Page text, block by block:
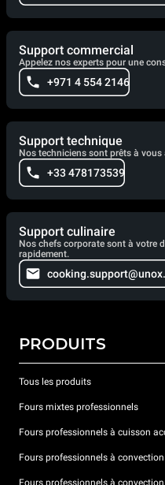
Support commercial
Appelez nos experts pour une
+971 4 554 2146
Support technique
Nos techniciens sont prêts à vous
+33 478173539
Support culinaire
Nos chefs corporate sont à votre
rapidement.
PRODUITS
Tous les produits
Fours mixtes professionnels
Fours professionnels à cuisson
Fours professionnels à